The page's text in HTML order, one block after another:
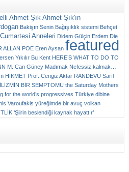
Ahmet Şık Ahmet Şık'ın
Bakişın Senin Bağışıklık sistemi Behçet
Cumartesi Anneleri Didem Gülçin Erdem Die
ALLAN POE Eren Aysan featured
Yıkılır Bu Kent HERE’S WHAT TO DO TO
M. Can Güney Madımak Nefessiz kalmak…
HİKMET Prof. Cengiz Aktar RANDEVU Sarıl
BİR SEMPTOMU the Saturday Mothers
for the world’s progressives Türkiye dibine
Varoufakis yüreğimde bir avuç volkan
‘Şiirin beslendiği kaynak hayattır’